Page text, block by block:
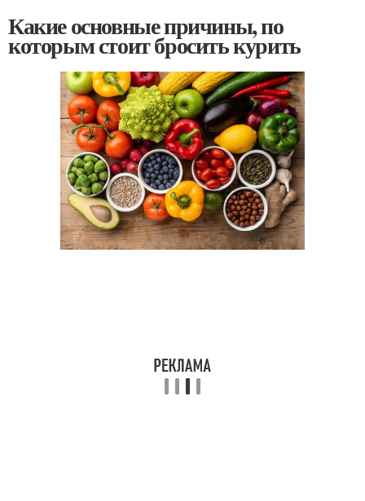
Какие основные причины, по
которым стоит бросить курить